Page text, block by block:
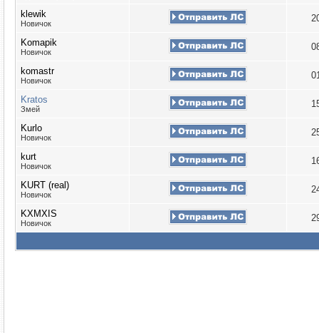
klewik
Новичок
Komapik
Новичок
komastr
Новичок
Kratos
Змей
Kurlo
Новичок
kurt
Новичок
KURT (real)
Новичок
KXMXIS
Новичок